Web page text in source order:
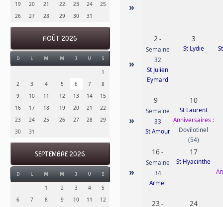
19
20 21 22 23 24
25
26
27 28 29 30 31
AOÛT 2026
D L M M J V S
1
2
3 4 5 6 7
8
9
10 11 12 13 14
15
16
17 18 19 20 21
22
23
24 25 26 27 28
29
30
31
SEPTEMBRE 2026
D L M M J V S
1 2 3 4
5
6
7 8 9 10 11 12
»
»
2 -
Semaine
32
St Julien
Eymard
3
St Lydie
»
9 -
Semaine
33
St Amour
10
St Laurent
Anniversaires :
Dovilotinel
(54)
»
16 -
Semaine
34
Armel
17
St Hyacinthe
23 - 24